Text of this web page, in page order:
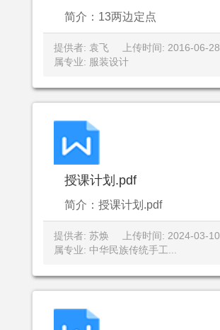
简介：13两边定点
提供者: 袁飞 上传时间: 2016-06-28
属专业: 服装设计
授课计划.pdf
简介：授课计划.pdf
提供者: 苏焕 上传时间: 2024-03-10
属专业: 中华民族传统手工...